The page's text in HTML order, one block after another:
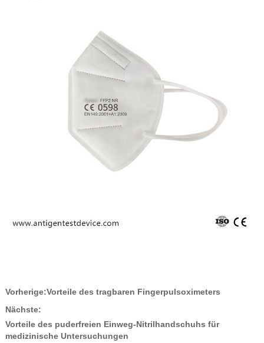
Vorherige:Vorteile des tragbaren Fingerpulsoximeters
Nächste:
Vorteile des puderfreien Einweg-Nitrilhandschuhs für
medizinische Untersuchungen